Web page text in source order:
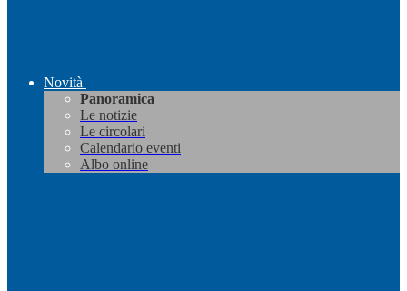
Novità
Panoramica
Le notizie
Le circolari
Calendario eventi
Albo online